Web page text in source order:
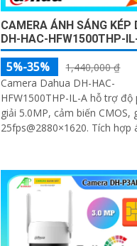
CAMERA ÁNH SÁNG KÉP
DH-HAC-HFW1500THP-
5%-35%
1,440,000 ₫
Camera Dahua DH-HAC-
HFW1500THP-IL-A hỗ trợ độ
giải 5.0MP, cảm biến CMOS,
25fps@2880×1620. Tích hợp ánh sáng